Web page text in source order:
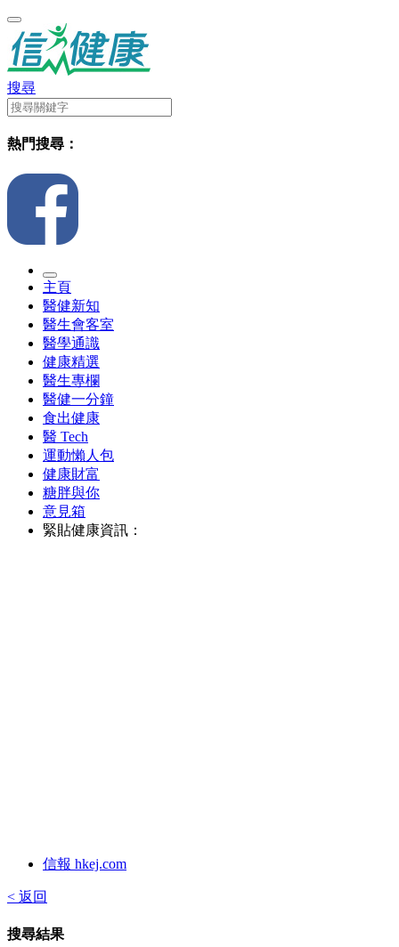
搜尋
熱門搜尋：
主頁
醫健新知
醫生會客室
醫學通識
健康精選
醫生專欄
醫健一分鐘
食出健康
醫 Tech
運動懶人包
健康財富
糖胖與你
意見箱
緊貼健康資訊：
信報 hkej.com
< 返回
搜尋結果